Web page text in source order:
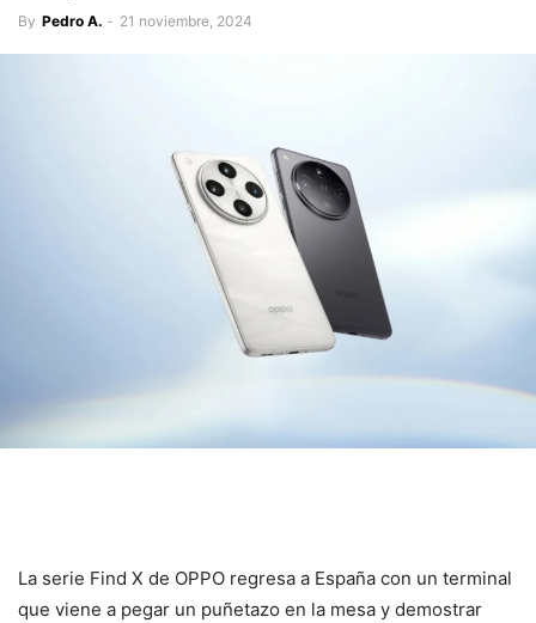
By Pedro A. - 21 noviembre, 2024
La serie Find X de OPPO regresa a España con un terminal
que viene a pegar un puñetazo en la mesa y demostrar